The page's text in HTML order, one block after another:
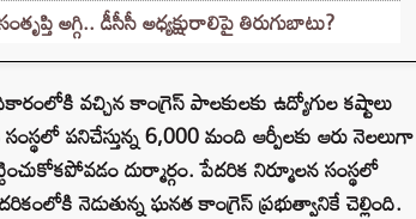
అగ్గి.. డీసీసీ అధ్యక్షురాలిపై తిరుగుబాటు?
వచ్చిన కాంగ్రెస్ పాలకులకు ఉద్యోగుల కష్టాలు
పనిచేస్తున్న 6,000 మంది ఆర్పీలకు ఆరు నెలలుగా
దుర్మార్గం. పేదరిక నిర్మూలన సంస్థలో
నెడుతున్న ఘనత కాంగ్రెస్ ప్రభుత్వానికే చెల్లింది.